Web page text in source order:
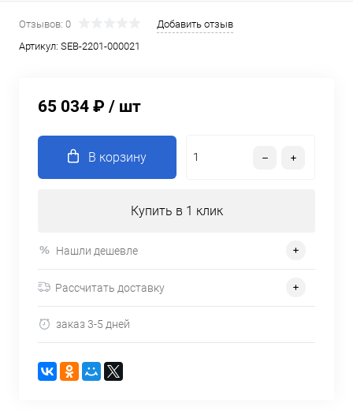
Отзывов: 0
Добавить отзыв
Артикул: SEB-2201-000021
65 034 ₽ / шт
В корзину
Купить в 1 клик
Нашли дешевле
Рассчитать доставку
заказ 3-5 дней